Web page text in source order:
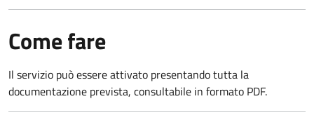
Come fare
Il servizio può essere attivato presentando tutta la
documentazione prevista, consultabile in formato PDF.